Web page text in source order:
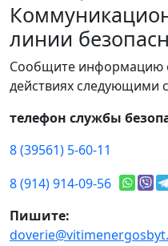
линии
Сообщите информацию
действиях следующими
телефон службы
8 (39561) 5-60-11
8 (914) 914-09-56
Пишите: